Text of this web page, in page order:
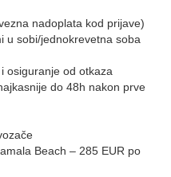
nadoplata kod prijave)
u sobi/jednokrevetna soba
osiguranje od otkaza
do 48h nakon prve
Beach – 285 EUR po